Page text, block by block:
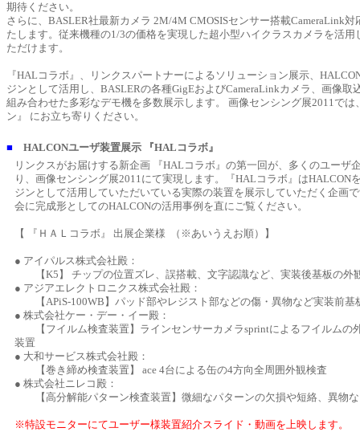
期待ください。
さらに、BASLER社最新カメラ 2M/4M CMOSISセンサー搭載CameraLink対
たします。従来機種の1/3の価格を実現した超小型ハイクラスカメラを活用
ただけます。
『HALコラボ』、リンクスパートナーによるソリューション展示、
ジンとして活用し、BASLERの各種GigEおよびCameraLinkカメラ、画像取
組み合わせた多彩なデモ機を多数展示します。 画像センシング展2011では
ン』 にお立ち寄りください。
■
HALCONユーザ装置展示 『HALコラボ』
リンクスがお届けする新企画 『HALコラボ』の第一回が、多くのユーザ
り、画像センシング展2011にて実現します。『HALコラボ』はHALCON
ジンとして活用していただいている実際の装置を展示していただく企画
会に完成形としてのHALCONの活用事例を直にご覧ください。
【 『ＨＡＬコラボ』 出展企業様 （※あいうえお順）】
● アイパルス株式会社殿：
【K5】 チップの位置ズレ、誤搭載、文字認識など、実装後基板の外
● アジアエレクトロニクス株式会社殿：
【APiS-100WB】パッド部やレジスト部などの傷・異物など実装前基
● 株式会社ケー・デー・イー殿：
【フイルム検査装置】ラインセンサーカメラsprintによるフイルムの
装置
● 大和サービス株式会社殿：
【巻き締め検査装置】 ace 4台による缶の4方向全周囲外観検査
● 株式会社ニレコ殿：
【高分解能パターン検査装置】微細なパターンの欠損や短絡、異物な
※特設モニターにてユーザー様装置紹介スライド・動画を上映します。